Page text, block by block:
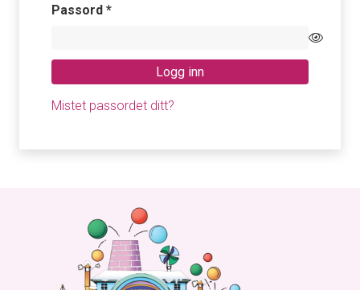
Passord *Påkrevd
Logg inn
Mistet passordet ditt?